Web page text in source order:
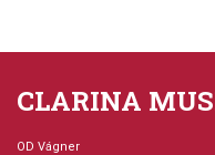
Hudební styl:
Počet stran: 160
CLARINA
OD Vágner